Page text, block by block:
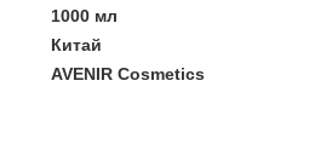
1000 мл
Китай
AVENIR Cosmetics